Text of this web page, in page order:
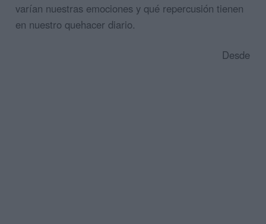
varían nuestras emociones y qué repercusión tienen
en nuestro quehacer diario.
Desde